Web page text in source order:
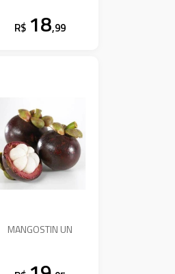
R$ 18,99
MANGOSTIN UN